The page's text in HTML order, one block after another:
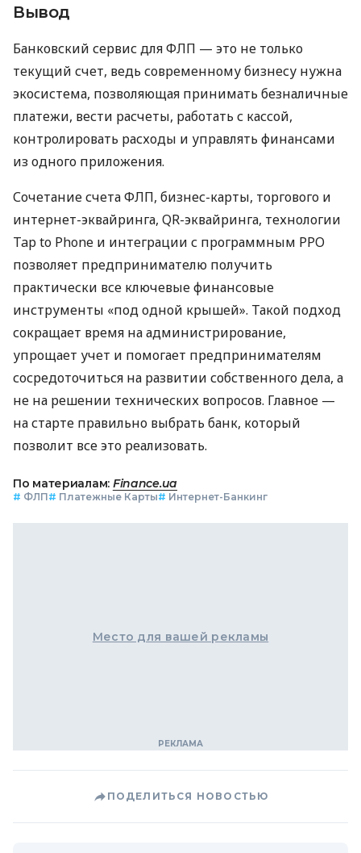
Вывод
Банковский сервис для ФЛП — это не только
текущий счет, ведь современному бизнесу нужна
экосистема, позволяющая принимать безналичные
платежи, вести расчеты, работать с кассой,
контролировать расходы и управлять финансами
из одного приложения.
Сочетание счета ФЛП, бизнес-карты, торгового и
интернет-эквайринга, QR-эквайринга, технологии
Tap to Phone и интеграции с программным РРО
позволяет предпринимателю получить
практически все ключевые финансовые
инструменты «под одной крышей». Такой подход
сокращает время на администрирование,
упрощает учет и помогает предпринимателям
сосредоточиться на развитии собственного дела, а
не на решении технических вопросов. Главное —
на старте правильно выбрать банк, который
позволит все это реализовать.
По материалам: Finance.ua
# ФЛП# Платежные Карты# Интернет-Банкинг
Место для вашей рекламы
ПОДЕЛИТЬСЯ НОВОСТЬЮ